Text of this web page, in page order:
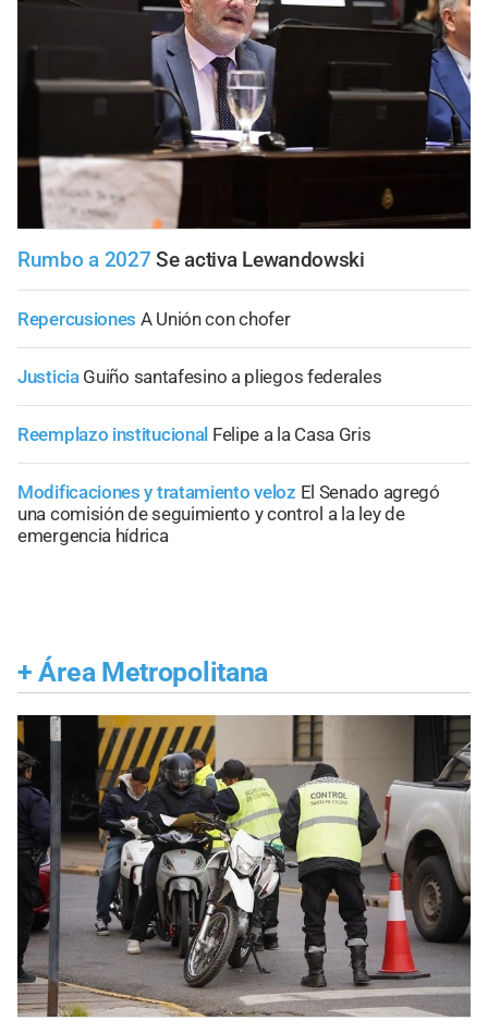
Rumbo a 2027 Se activa Lewandowski
Repercusiones A Unión con chofer
Justicia Guiño santafesino a pliegos federales
Reemplazo institucional Felipe a la Casa Gris
Modificaciones y tratamiento veloz El Senado agregó
una comisión de seguimiento y control a la ley de
emergencia hídrica
+ Área Metropolitana